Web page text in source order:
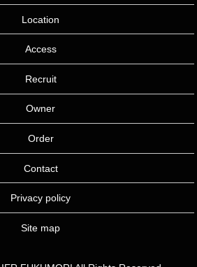
Location
Access
Recruit
Owner
Order
Contact
Privacy policy
Site map